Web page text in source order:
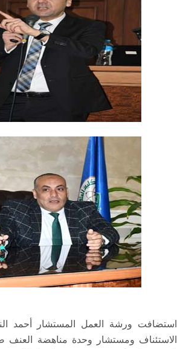
استضافت ورشة العمل المستشار أحمد
الاستئناف ومستشار وحدة مناهضة العنف